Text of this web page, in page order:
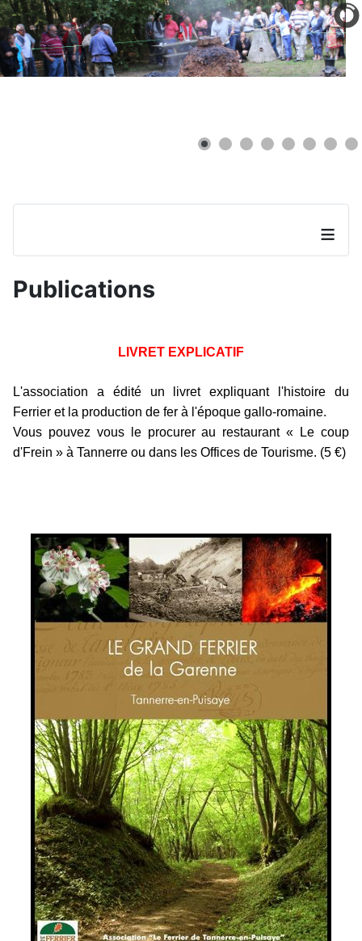
≡
Publications
LIVRET EXPLICATIF
L'association a édité un livret expliquant l'histoire du
Ferrier et la production de fer à l'époque gallo-romaine.
Vous pouvez vous le procurer au restaurant « Le coup
d'Frein » à Tannerre ou dans les Offices de Tourisme. (5 €)